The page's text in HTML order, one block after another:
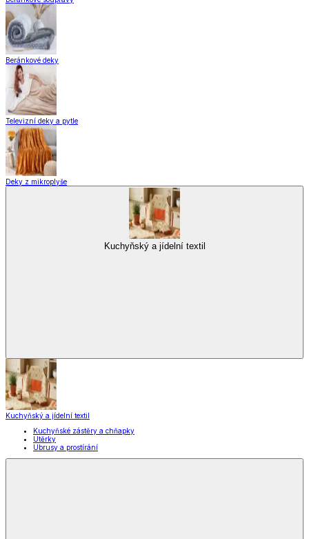
Beránkové deky
Televizní deky a pytle
Deky z mikroplyše
Kuchyňský a jídelní textil
Kuchyňský a jídelní textil
Kuchyňské zástěry a chňapky
Utěrky
Ubrusy a prostírání